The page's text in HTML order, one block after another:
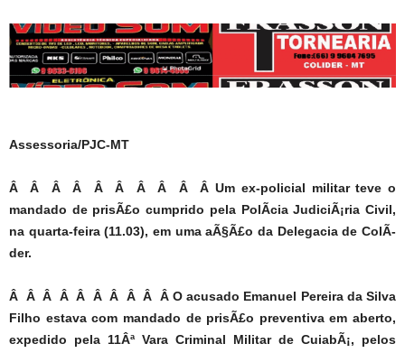
Assessoria/PJC-MT
Â Â Â Â Â Â Â Â Â Â Um ex-policial militar teve o
mandado de prisÃ£o cumprido pela PolÃ­cia JudiciÃ¡ria Civil,
na quarta-feira (11.03), em uma aÃ§Ã£o da Delegacia de ColÃ­
der.
Â Â Â Â Â Â Â Â Â Â O acusado Emanuel Pereira da Silva
Filho estava com mandado de prisÃ£o preventiva em aberto,
expedido pela 11Âª Vara Criminal Militar de CuiabÃ¡, pelos